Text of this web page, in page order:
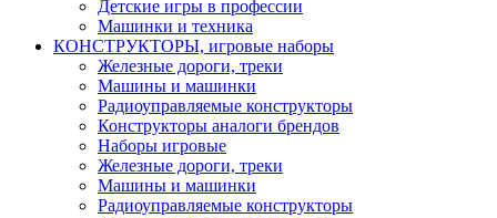
Детские игры в профессии
Машинки и техника
КОНСТРУКТОРЫ, игровые наборы
Железные дороги, треки
Машины и машинки
Радиоуправляемые конструкторы
Конструкторы аналоги брендов
Наборы игровые
Железные дороги, треки
Машины и машинки
Радиоуправляемые конструкторы